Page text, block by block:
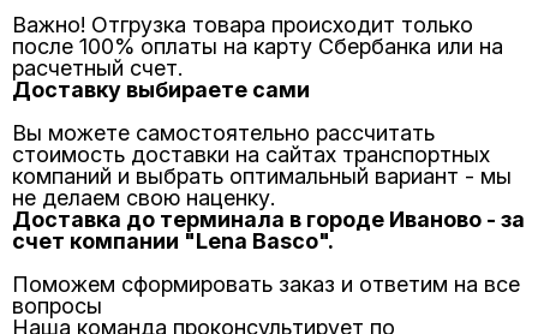
Важно! Отгрузка товара происходит только
после 100% оплаты на карту Сбербанка или на
расчетный счет.
Доставку выбираете сами
Вы можете самостоятельно рассчитать
стоимость доставки на сайтах транспортных
компаний и выбрать оптимальный вариант - мы
не делаем свою наценку.
Доставка до терминала в городе Иваново - за
счет компании "Lena Basco".
Поможем сформировать заказ и ответим на все
вопросы
Наша команда проконсультирует по